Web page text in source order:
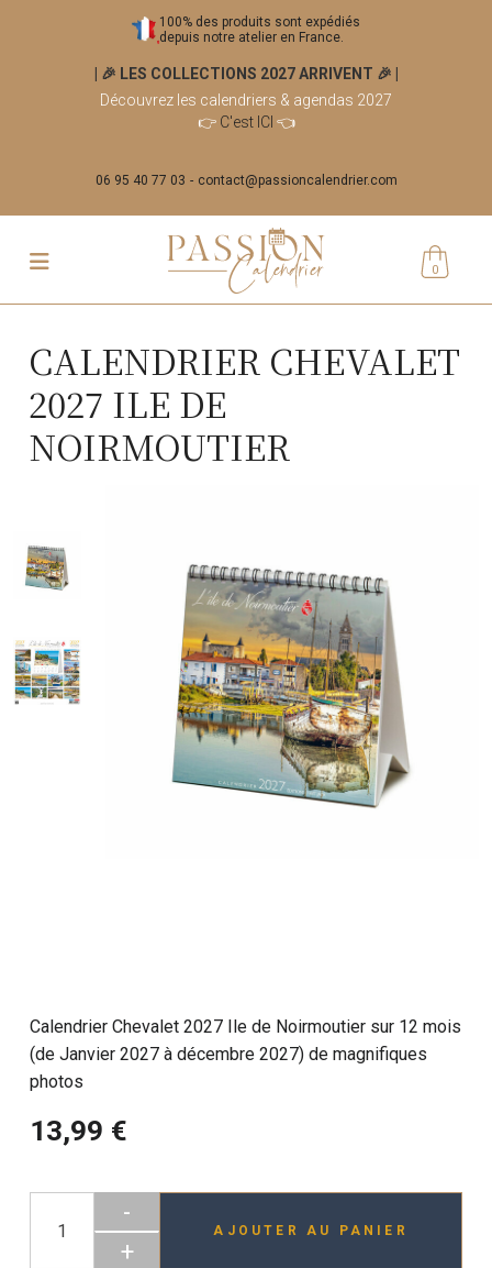
100% des produits sont expédiés
depuis notre atelier en France.
| 🎉 LES COLLECTIONS 2027 ARRIVENT 🎉
Découvrez les calendriers & agendas 2027
👉 C'est ICI 👈
06 95 40 77 03 contact@passioncalendrier.com
0
CALENDRIER CHEVALET
2027 ILE DE
NOIRMOUTIER
Calendrier Chevalet 2027 Ile de Noirmoutier sur 12 mois
(de Janvier 2027 à décembre 2027) de magnifiques
photos
13,99 €
-
+
AJOUTER AU PANIER